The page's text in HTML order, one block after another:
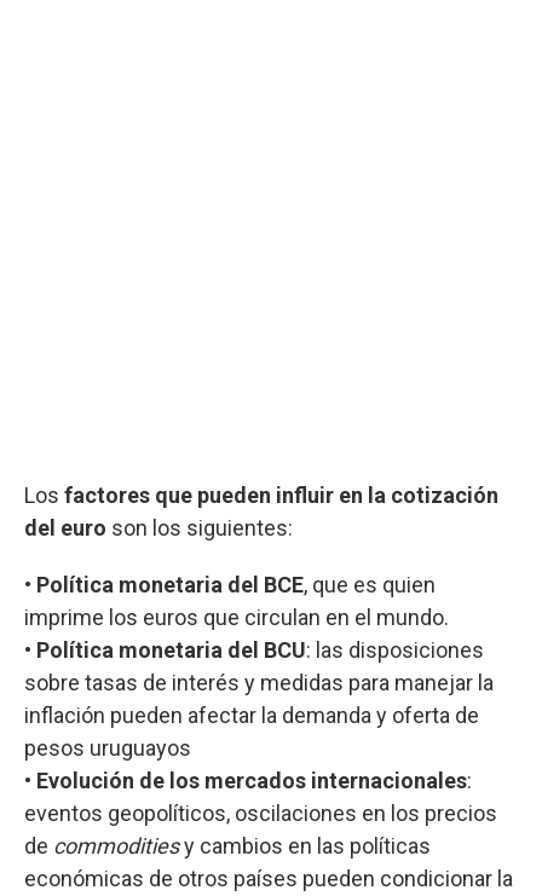
Los factores que pueden influir en la cotización
del euro son los siguientes:
• Política monetaria del BCE, que es quien
imprime los euros que circulan en el mundo.
• Política monetaria del BCU: las disposiciones
sobre tasas de interés y medidas para manejar la
inflación pueden afectar la demanda y oferta de
pesos uruguayos
• Evolución de los mercados internacionales:
eventos geopolíticos, oscilaciones en los precios
de commoditiesy cambios en las políticas
económicas de otros países pueden condicionar la